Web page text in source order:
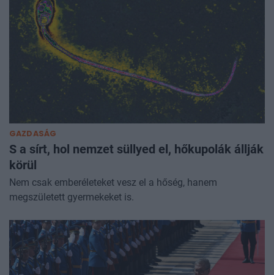
GAZDASÁG
S a sírt, hol nemzet süllyed el, hőkupolák állják
körül
Nem csak emberéleteket vesz el a hőség, hanem
megszületett gyermekeket is.